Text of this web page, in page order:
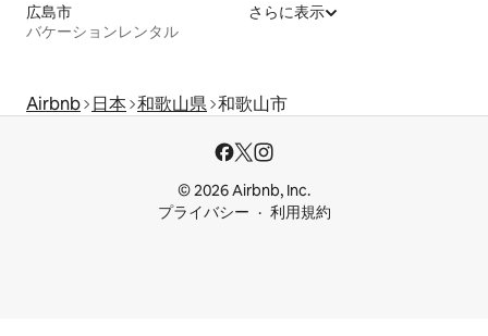
広島市
バケーションレンタル
さらに表示
Airbnb 日本 和歌山県 和歌山市
© 2026 Airbnb, Inc.
プライバシー
利用規約